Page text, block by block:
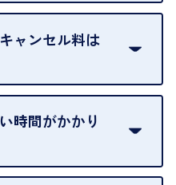
お好きな時にお越しくださ
一言お声がけください。
させていただきます。
んので、買い取ったお品物
ます。買い戻しはできま
。
物をお戻しすることがで
ちに、お気軽にお申し出
ャンセル料は
ん。査定金額にご納得いた
お断りいただいても問題
相談ください。
時間がかかり
って異なりますが、店頭買